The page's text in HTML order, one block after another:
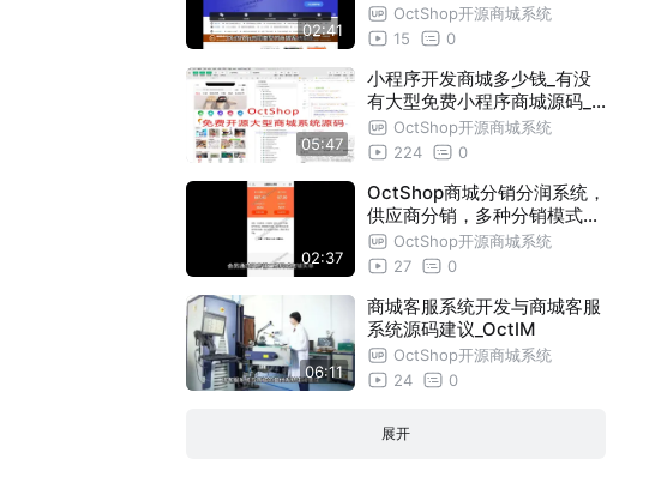
02:41
OctShop开源商城系统
15
0
05:47
小程序开发商城多少钱_有没
有大型免费小程序商城源码_O
ctShop
OctShop开源商城系统
224
0
02:37
OctShop商城分销分润系统，
供应商分销，多种分销模式功
能 OctShop开源商城系统
27
0
06:11
商城客服系统开发与商城客服
系统源码建议_OctIM
OctShop开源商城系统
24
0
展开